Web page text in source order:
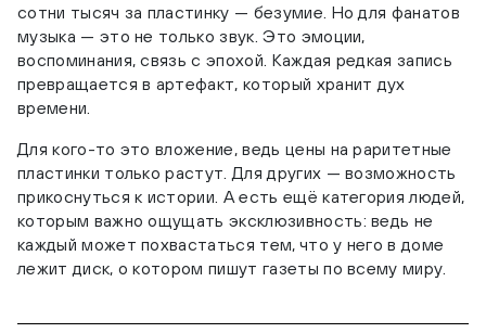
сотни тысяч за пластинку — безумие. Но для фанатов
музыка — это не только звук. Это эмоции,
воспоминания, связь с эпохой. Каждая редкая запись
превращается в артефакт, который хранит дух
времени.
Для кого-то это вложение, ведь цены на раритетные
пластинки только растут. Для других — возможность
прикоснуться к истории. А есть ещё категория людей,
которым важно ощущать эксклюзивность: ведь не
каждый может похвастаться тем, что у него в доме
лежит диск, о котором пишут газеты по всему миру.